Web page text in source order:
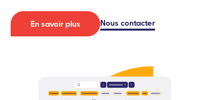
En savoir plus Nous contacter